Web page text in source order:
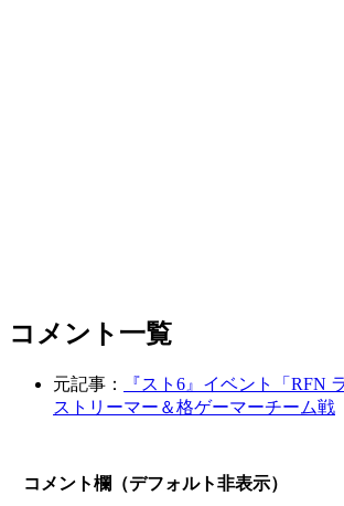
コメント一覧
元記事：
『スト6』イベント「RFN
ストリーマー＆格ゲーマーチーム戦
コメント欄（デフォルト非表示）